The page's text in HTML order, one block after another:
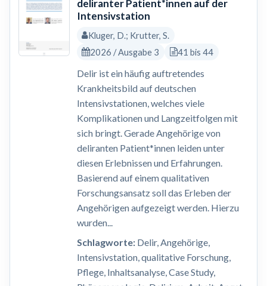
deliranter Patient*innen auf der
Intensivstation
Kluger, D.; Krutter, S.
2026 / Ausgabe 3
41 bis 44
Delir ist ein häufig auftretendes
Krankheitsbild auf deutschen
Intensivstationen, welches viele
Komplikationen und Langzeitfolgen mit
sich bringt. Gerade Angehörige von
deliranten Patient*innen leiden unter
diesen Erlebnissen und Erfahrungen.
Basierend auf einem qualitativen
Forschungsansatz soll das Erleben der
Angehörigen aufgezeigt werden. Hierzu
wurden...
Schlagworte:Delir, Angehörige,
Intensivstation, qualitative Forschung,
Pflege, Inhaltsanalyse, Case Study,